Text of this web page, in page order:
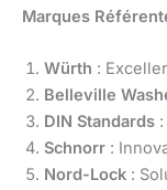
Marques
Würth :
Belleville
DIN Standards
Schnorr :
Nord-Lock :